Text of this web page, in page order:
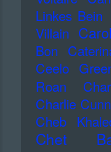
Linkes Bein
Villain
Bon
Ceelo
Roan
Charlie
Cheb
Chet